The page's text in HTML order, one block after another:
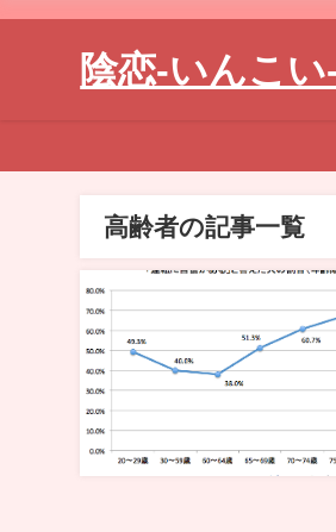
陰恋-いんこい
高齢者の記事一覧